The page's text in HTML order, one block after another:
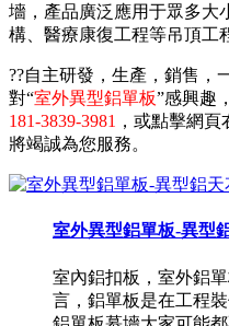
墻，產品廣泛應用于眾多大
構、醫療康復工程等吊頂工
??自主研發，生產，銷售，
對“室外異型鋁單板”感興趣
181-3839-3981 ，或點擊網
將竭誠為您服務。
室外異型鋁單板-異型
室內鋁扣板，室外鋁
言，鋁單板是在工程